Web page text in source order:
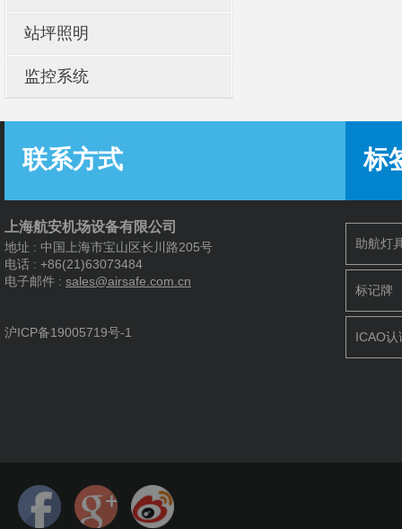
站坪照明
监控系统
联系方式
上海航安机场设备有限公司
地址 : 中国上海市宝山区长川路205号
电话 : +86(21)63073484
电子邮件 : sales@airsafe.com.cn
沪ICP备19005719号-1
标
助航灯
标记牌
ICAO认